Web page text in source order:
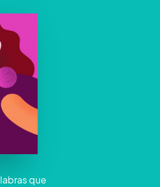
que